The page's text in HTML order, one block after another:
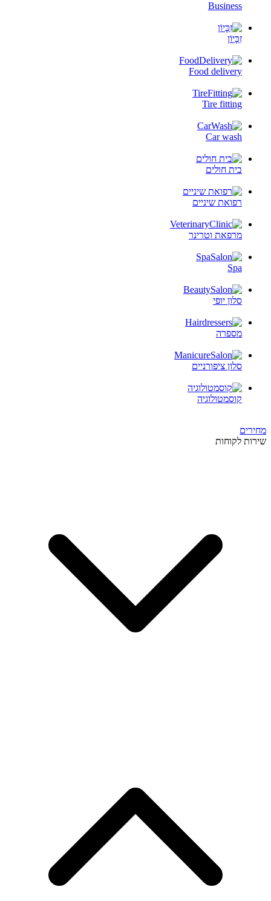
Business
זִכָּיוֹן
Food delivery
Tire fitting
Car wash
בית חולים
רפואת שיניים
מרפאת וטרינר
Spa
סלון יופי
מספרה
סלון ציפורניים
קוסמטולוגיה
מחירים
שירות לקוחות